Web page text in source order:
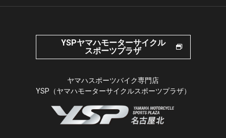
YSPヤマハモーターサイクル
スポーツプラザ
ヤマハスポーツバイク専門店
YSP（ヤマハモーターサイクルスポーツプラザ）